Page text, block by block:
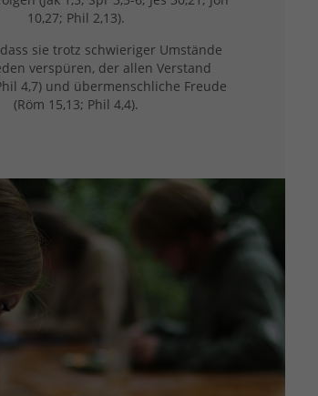
10,27; Phil 2,13).
sie trotz schwieriger Umstände
verspüren, der allen Verstand
4,7) und übermenschliche Freude
(Röm 15,13; Phil 4,4).